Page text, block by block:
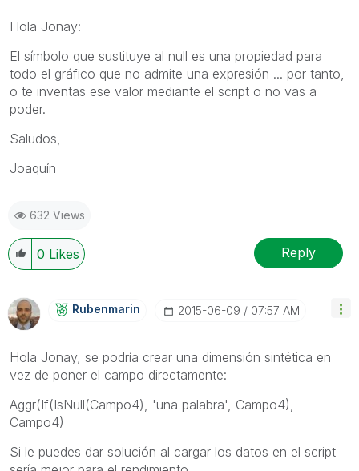
Hola Jonay:
El símbolo que sustituye al null es una propiedad para
todo el gráfico que no admite una expresión ... por tanto,
o te inventas ese valor mediante el script o no vas a
poder.
Saludos,
Joaquín
632 Views
0 Likes Reply
Rubenmarin ‎2015-06-09 07:57 AM
Hola Jonay, se podría crear una dimensión sintética en
vez de poner el campo directamente:
Aggr(If(IsNull(Campo4), 'una palabra', Campo4),
Campo4)
Si le puedes dar solución al cargar los datos en el script